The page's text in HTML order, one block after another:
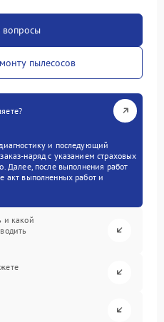
пылесосов
и последующий
наряд с указанием страховых
Далее, после выполнения работ
акт выполненных работ и
и какой